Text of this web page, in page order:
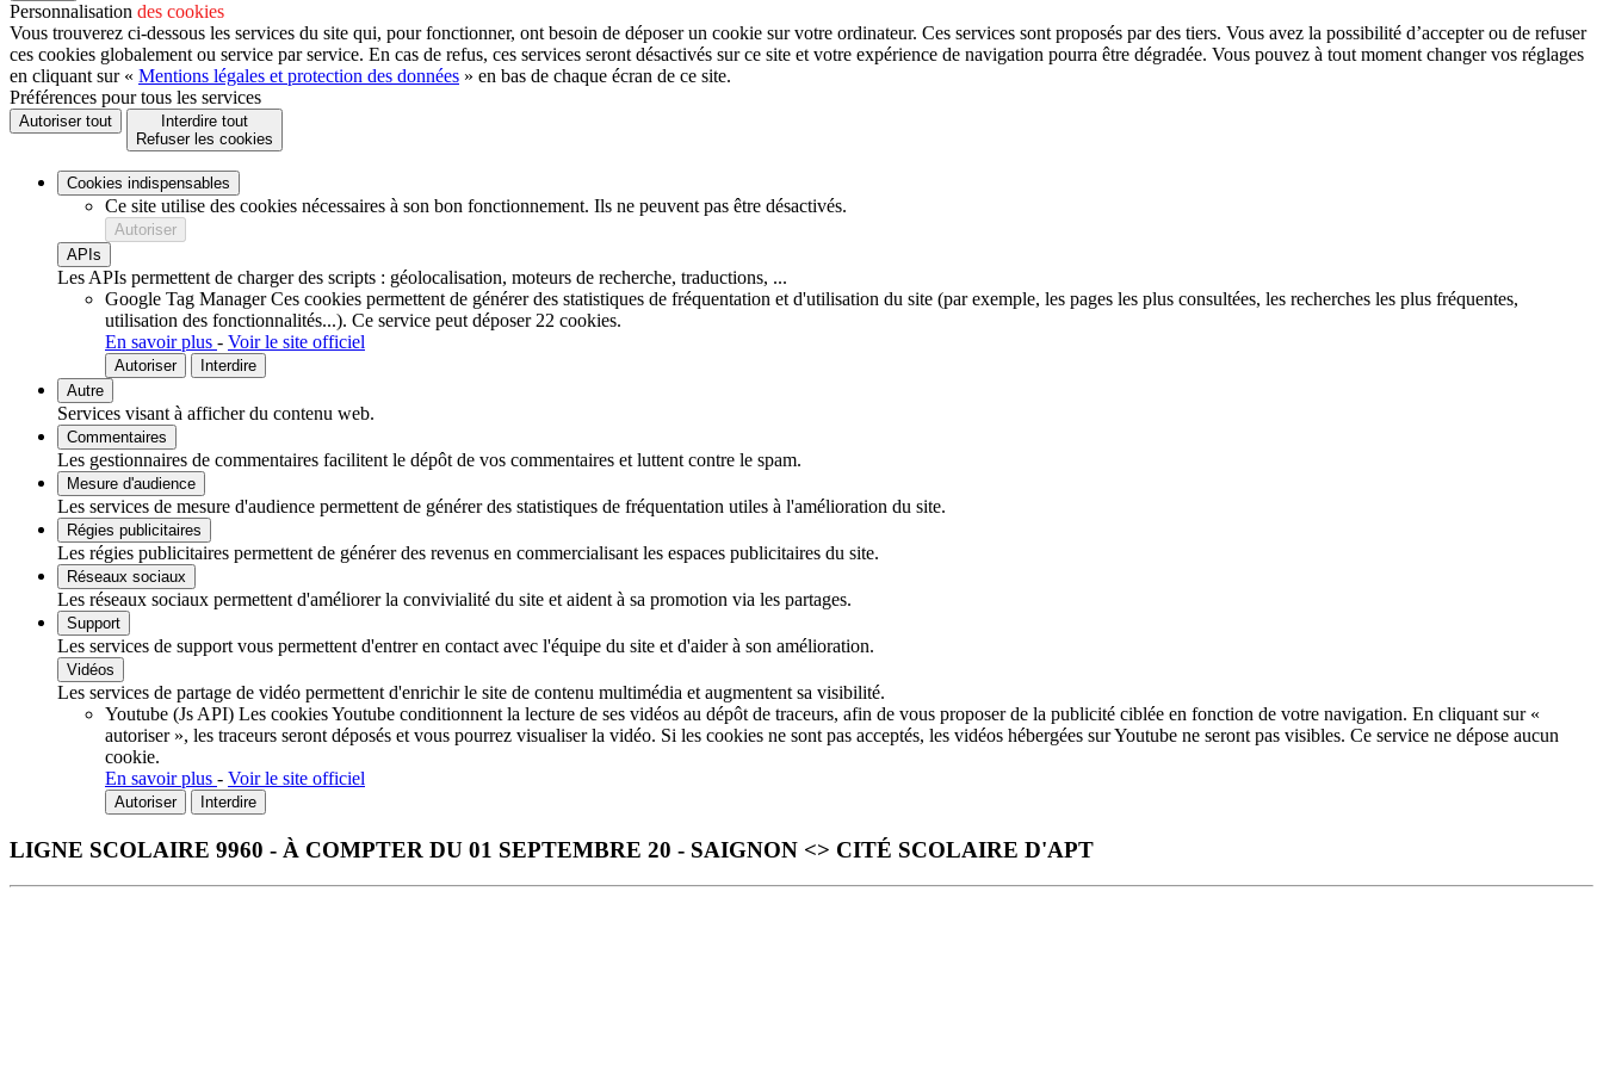
Personnalisation des cookies
Vous trouverez ci-dessous les services du site qui, pour fonctionner, ont besoin de déposer un cookie sur votre ordinateur. Ces services sont proposés par des tiers. Vous avez la possibilité d’accepter ou de refuser
ces cookies globalement ou service par service. En cas de refus, ces services seront désactivés sur ce site et votre expérience de navigation pourra être dégradée. Vous pouvez à tout moment changer vos réglages
en cliquant sur « Mentions légales et protection des données » en bas de chaque écran de ce site.
Préférences pour tous les services
Autoriser tout
Interdire tout
Refuser les cookies
Cookies indispensables
Ce site utilise des cookies nécessaires à son bon fonctionnement. Ils ne peuvent pas être désactivés.
Autoriser
APIs
Les APIs permettent de charger des scripts : géolocalisation, moteurs de recherche, traductions, ...
Google Tag Manager Ces cookies permettent de générer des statistiques de fréquentation et d'utilisation du site (par exemple, les pages les plus consultées, les recherches les plus fréquentes,
utilisation des fonctionnalités...). Ce service peut déposer 22 cookies.
En savoir plus - Voir le site officiel
Autoriser
Interdire
Autre
Services visant à afficher du contenu web.
Commentaires
Les gestionnaires de commentaires facilitent le dépôt de vos commentaires et luttent contre le spam.
Mesure d'audience
Les services de mesure d'audience permettent de générer des statistiques de fréquentation utiles à l'amélioration du site.
Régies publicitaires
Les régies publicitaires permettent de générer des revenus en commercialisant les espaces publicitaires du site.
Réseaux sociaux
Les réseaux sociaux permettent d'améliorer la convivialité du site et aident à sa promotion via les partages.
Support
Les services de support vous permettent d'entrer en contact avec l'équipe du site et d'aider à son amélioration.
Vidéos
Les services de partage de vidéo permettent d'enrichir le site de contenu multimédia et augmentent sa visibilité.
Youtube (Js API) Les cookies Youtube conditionnent la lecture de ses vidéos au dépôt de traceurs, afin de vous proposer de la publicité ciblée en fonction de votre navigation. En cliquant sur «
autoriser », les traceurs seront déposés et vous pourrez visualiser la vidéo. Si les cookies ne sont pas acceptés, les vidéos hébergées sur Youtube ne seront pas visibles. Ce service ne dépose aucun
cookie.
En savoir plus - Voir le site officiel
Autoriser Interdire
LIGNE SCOLAIRE 9960 - À COMPTER DU 01 SEPTEMBRE 20 - SAIGNON <> CITÉ SCOLAIRE D'APT